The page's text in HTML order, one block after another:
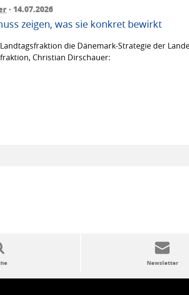
· 14.07.2026
zeigen, was sie konkret bewirkt
die Dänemark-Strategie der
Christian Dirschauer: